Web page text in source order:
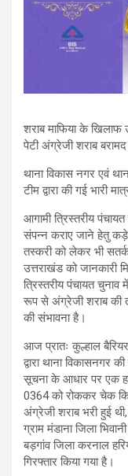
शराब माफिया के खिलाफ
पेटी अंग्रेजी शराब
थाना विकास नगर एवं
टीम द्वारा की गई भारी
आगामी त्रिस्तरीय
संपन्न कराए जाने हेतु कड़े
तस्करी को लेकर भी
उत्तराखंड को जानकारी
त्रिस्तरीय पंचायत चुनाव
रूप से अंग्रेजी शराब की
की संभावना है।
आज प्रातः कुल्हाल
द्वारा थाना विकासनगर
सूचना के आधार पर एक
0364 को रोककर चेक
अंग्रेजी शराब भरी हुई
ग्राम मंडाना जिला
बड़गांव जिला करनाल
गिरफ्तार किया गया है।